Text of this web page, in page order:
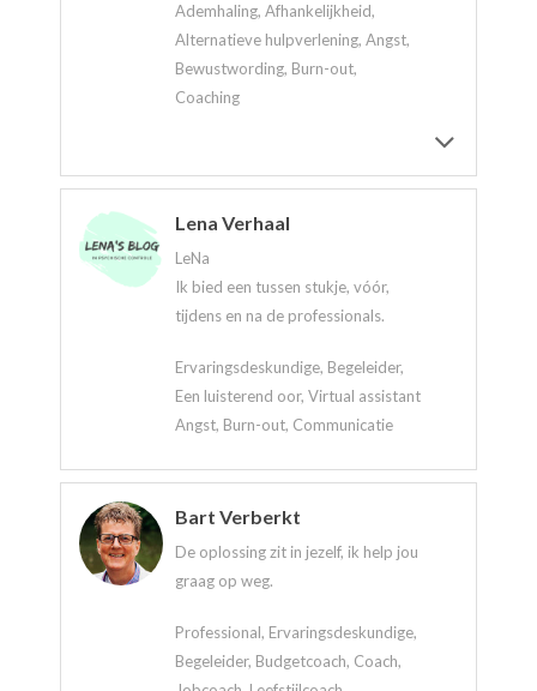
Ademhaling, Afhankelijkheid,
Alternatieve hulpverlening, Angst,
Bewustwording, Burn-out,
Coaching
Lena Verhaal
LeNa
Ik bied een tussen stukje, vóór,
tijdens en na de professionals.
Ervaringsdeskundige, Begeleider,
Een luisterend oor, Virtual assistant
Angst, Burn-out, Communicatie
Bart Verberkt
De oplossing zit in jezelf, ik help jou
graag op weg.
Professional, Ervaringsdeskundige,
Begeleider, Budgetcoach, Coach,